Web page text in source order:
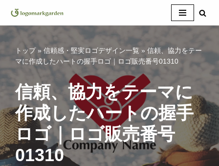
コ
ン
ツ
へ
キ
ッ
プ
トップ»信頼感・堅実ロゴデザイン一覧 » 信頼、協力をテー
マに作成したハートの握手ロゴ｜ロゴ販売番号01310
信頼、協力をテーマに
作成したハートの握手
ロゴ｜ロゴ販売番号
01310